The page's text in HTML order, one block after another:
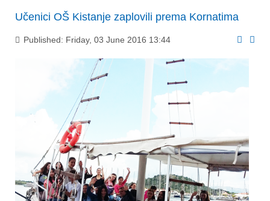
Učenici OŠ Kistanje zaplovili prema Kornatima
Published: Friday, 03 June 2016 13:44